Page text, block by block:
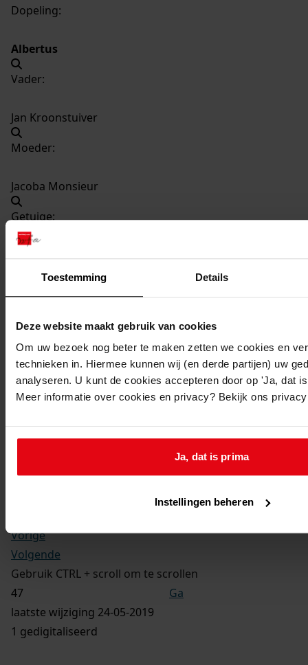
Toestemming Details
Deze website maakt gebruik van cookies
Om uw bezoek nog beter te maken zetten we cookies en
technieken in. Hiermee kunnen wij (en derde partijen) uw
analyseren. U kunt de cookies accepteren door op 'Ja, dat
Meer informatie over cookies en privacy? Bekijk ons
Ja, dat is prima
Instellingen beheren
Dopeling:
Albertus
Vader:
Jan Kroonstuiver
Moeder:
Jacoba Monsieur
Getuige:
Jacoba Monsieur
Kerkelijke gezindte:
Toegangsnummer:
1702-09 Doop-, trouw- en begraafboeken Enkhuizen,
1581-1910
Inventarisnummer :
13
177.
Dit bestand is nog niet gecontroleerd op volledigheid
Vorige
Volgende
Gebruik CTRL + scroll om te scrollen
Ga
laatste wijziging 24-05-2019
1 gedigitaliseerd